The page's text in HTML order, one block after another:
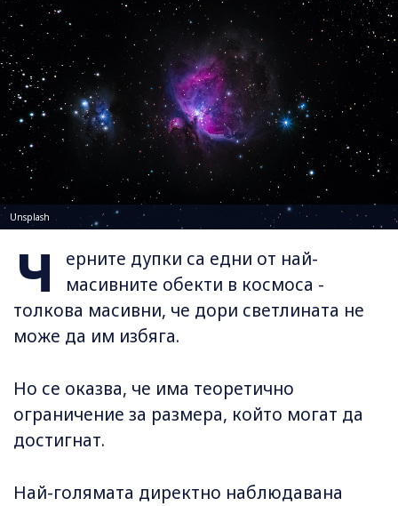
Unsplash
Ч
ерните дупки са едни от най-
масивните обекти в космоса -
толкова масивни, че дори светлината не
може да им избяга.
Но се оказва, че има теоретично
ограничение за размера, който могат да
достигнат.
Най-голямата директно наблюдавана